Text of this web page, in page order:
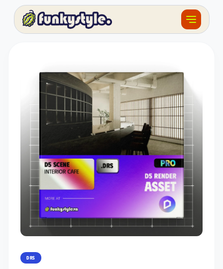
Khóa học
Tài nguyên
Sản phẩm
Giải thưởng
Đồ án
Feedback
F.BLOG
Địa chỉ:
DRS